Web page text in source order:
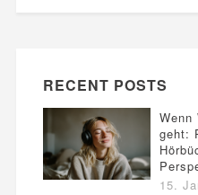
RECENT POSTS
Wenn
geht:
15.